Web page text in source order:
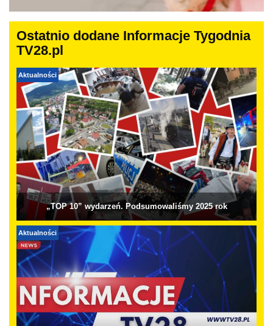
Ostatnio dodane Informacje Tygodnia
TV28.pl
Aktualności
„TOP 10” wydarzeń. Podsumowaliśmy 2025 rok
Aktualności